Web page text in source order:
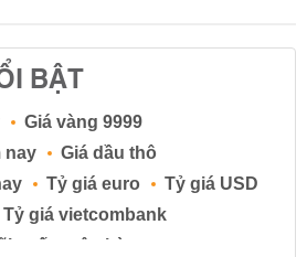
BẬT
Giá vàng 9999
nay
Giá dầu thô
Tỷ giá euro
Tỷ giá USD
Tỷ giá vietcombank
suất ngân hàng